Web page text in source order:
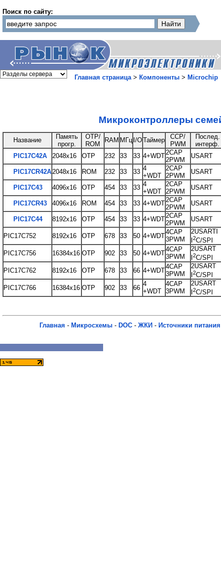
Поиск по сайту:
Главная страница> Компоненты > Microchip
Микроконтроллеры
Название
Память
прогр.
ОТР/
ROM
RAM МГц I/OТаймер
ССР/
PWM
Послед.
интерф.
РIС17С42А
2048х16 ОТР 232 33 33 4+WDT2САР
2PWM
USART
PIC17CR42A2048х16 ROM 232 33 33 4
+WDT
2САР
2PWM
USART
РIС17С43 4096х16 ОТР 454 33 33 4
+WDT
2САР
2PWM
USART
PIC17CR43 4096х16 ROM 454 33 33 4+WDT2САР
2PWM
USART
РIС17С44 8192х16 ОТР 454 33 33 4+WDT2САР
2PWM
USART
РIС17С752 8192х16 ОТР 678 33 50 4+WDT
4САР
3PWM
2USARTI
2C/SPI
РIС17С756
16384х16 ОТР 902 33 50 4+WDT
4САР
3PWM
2USART
2C/SPI
РIС17С762
8192х16 ОТР 678 33 66 4+WDT
4САР
3PWM
2USART
2C/SPI
РIС17С766
16384х16 ОТР 902 33 66
4
+WDT
4САР
3PWM
2USART
2C/SPI
Главная - Микросхемы - DOC - ЖКИ - Источники питания